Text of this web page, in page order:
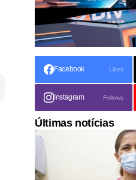
Facebook Likes
Instagram Follows
Últimas notícias